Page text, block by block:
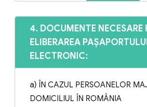
Eliberarea paşaportului simplu
pentru minor, în cazul în care
neînţelegeri între părinţi cu privire
se află în imposibilitatea de a-şi
voinţa, cu excepţia situaţiilor
4. DOCUMENTE NECESARE
ELIBERAREA
ELECTRONIC:
a) ÎN CAZUL PERSOANELOR
DOMICILIUL ÎN ROMÂNIA